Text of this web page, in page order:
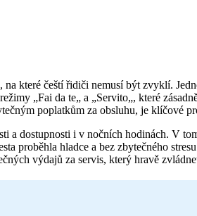
které čeští řidiči nemusí být zvyklí.
„Fai da te„ a „Servito„, které
poplatkům za obsluhu, je klíčové
a dostupnosti i v nočních hodinách. V
proběhla hladce a bez zbytečného
výdajů za servis, který hravě